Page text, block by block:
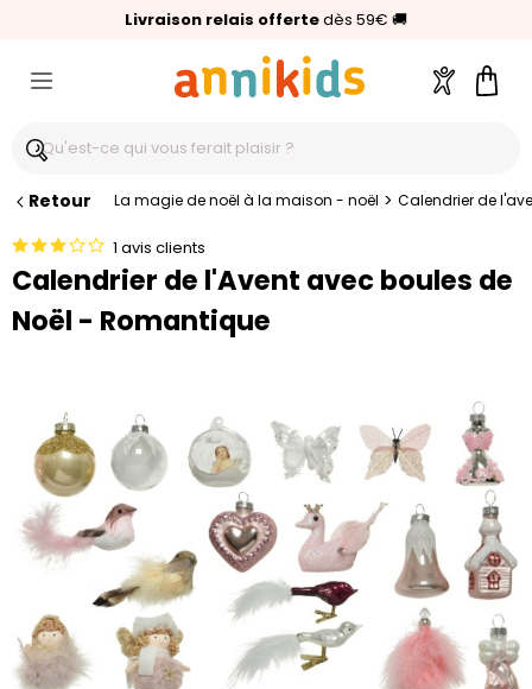
Livraison relais offertedès 59€ 🚚
🥇Palmarès Capital 2025 :Annikids N°1
⭐⭐⭐⭐⭐4,6/5(24 000 avis clients)
Compte
Retour La magie de noël à la maison - noël > Calendrier de
1 avis clients
Calendrier de l'Avent avec boules de
Noël - Romantique